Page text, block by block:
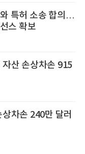
특허 소송 합의…
스 확보
산 손상차손 915
차손 240만 달러